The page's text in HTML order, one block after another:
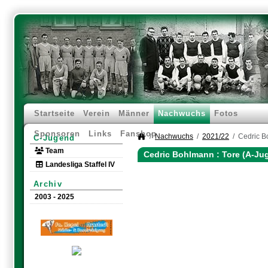
Startseite Verein Männer Nachwuchs Fotos
Sponsoren Links Fanshop
C-Jugend
Team
Landesliga Staffel IV
Archiv
2003 - 2025
Nachwuchs 2021/22 Cedric
Cedric Bohlmann : Tore (A-